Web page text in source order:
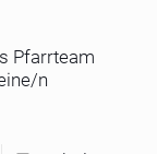
Pfarrteam
n